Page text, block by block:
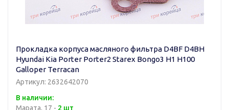
Прокладка корпуса масляного фильтра D4BF D4BH
Hyundai Kia Porter Porter2 Starex Bongo3 H1 H100
Galloper Terracan
Артикул: 2632642070
В наличии:
Марата, 17 - 2 шт